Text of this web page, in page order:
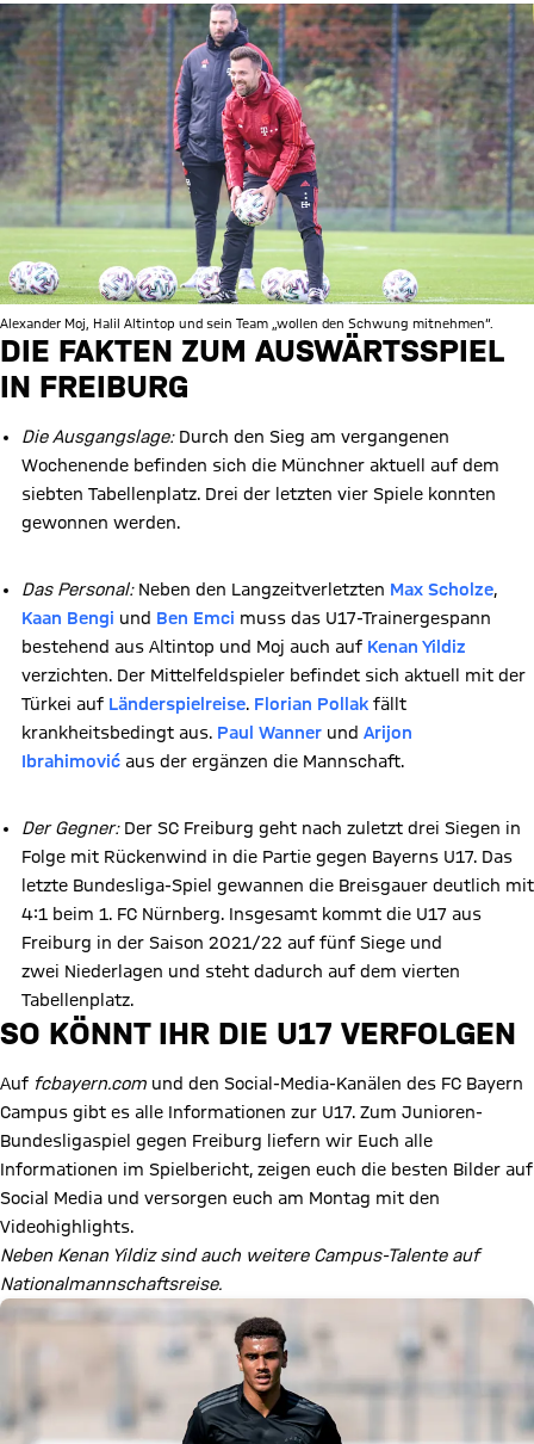
Alexander Moj, Halil Altintop und sein Team „wollen den Schwung mitnehmen“.
DIE FAKTEN ZUM AUSWÄRTSSPIEL
IN FREIBURG
Die Ausgangslage:Durch den Sieg am vergangenen
Wochenende befinden sich die Münchner aktuell auf dem
siebten Tabellenplatz. Drei der letzten vier Spiele konnten
gewonnen werden.
Das Personal: Neben den Langzeitverletzten Max Scholze,
Kaan Bengi und Ben Emci muss das U17-Trainergespann
bestehend aus Altintop und Moj auch auf Kenan Yildiz
verzichten. Der Mittelfeldspieler befindet sich aktuell mit der
Türkei auf Länderspielreise. Florian Pollak fällt
krankheitsbedingt aus. Paul Wanner und Arijon
Ibrahimović aus der ergänzen die Mannschaft.
Der Gegner:Der SC Freiburg geht nach zuletzt drei Siegen in
Folge mit Rückenwind in die Partie gegen Bayerns U17. Das
letzte Bundesliga-Spiel gewannen die Breisgauer deutlich mit
4:1 beim 1. FC Nürnberg. Insgesamt kommt die U17 aus
Freiburg in der Saison 2021/22 auf fünf Siege und
zwei Niederlagen und steht dadurch auf dem vierten
Tabellenplatz.
SO KÖNNT IHR DIE U17 VERFOLGEN
Auf fcbayern.com und den Social-Media-Kanälen des FC Bayern
Campus gibt es alle Informationen zur U17. Zum Junioren-
Bundesligaspiel gegen Freiburg liefern wir Euch alle
Informationen im Spielbericht, zeigen euch die besten Bilder auf
Social Media und versorgen euch am Montag mit den
Videohighlights.
Neben Kenan Yildiz sind auch weitere Campus-Talente auf
Nationalmannschaftsreise.